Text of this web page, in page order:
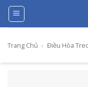
Skip
content
Trang Chủ › Điều Hòa